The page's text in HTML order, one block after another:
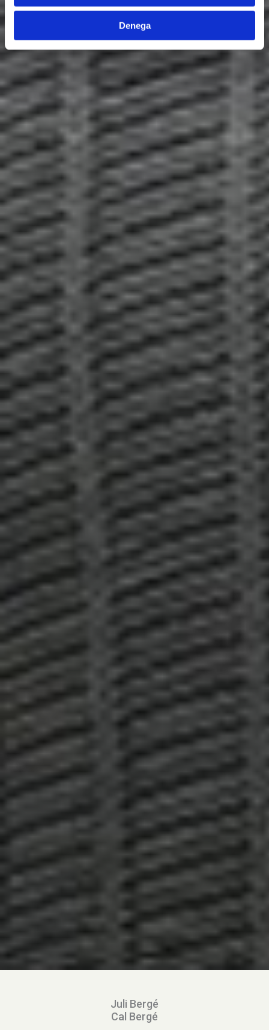
Denega
Juli Bergé
Cal Bergé